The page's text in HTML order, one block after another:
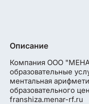
Описание
Компания ООО
образовательные
ментальная
образовательного
franshiza.menar-rf.ru